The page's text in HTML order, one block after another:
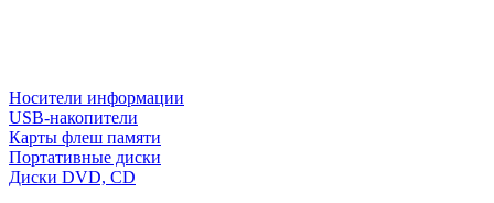
Носители информации
USB-накопители
Карты флеш памяти
Портативные диски
Диски DVD, CD